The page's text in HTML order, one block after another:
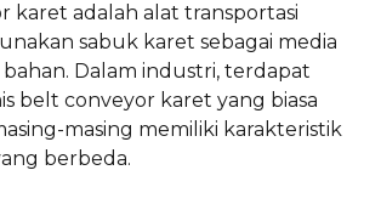
karet adalah alat transportasi
sabuk karet sebagai media
Dalam industri, terdapat
belt conveyor karet yang biasa
masing memiliki karakteristik
berbeda.